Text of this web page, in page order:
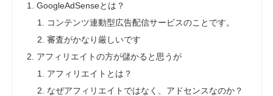
GoogleAdSenseとは？
コンテンツ連動型広告配信サービスのことです。
審査がかなり厳しいです
アフィリエイトの方が儲かると思うが
アフィリエイトとは？
なぜアフィリエイトではなく、アドセンスなのか？